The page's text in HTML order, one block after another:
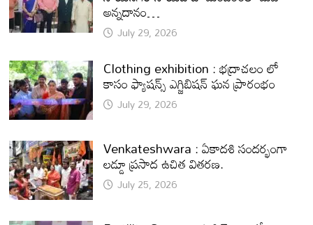
అన్నదానం…
July 29, 2026
Clothing exhibition : భద్రాచలం లో
కాసం ఫ్యాషన్స్ ఎగ్జిబిషన్ ఘన ప్రారంభం
July 29, 2026
Venkateshwara : ఏకాదశి సందర్భంగా
లడ్డూ ప్రసాద ఉచిత వితరణ.
July 25, 2026